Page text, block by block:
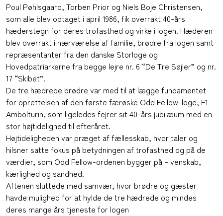
Poul Pøhlsgaard, Torben Prior og Niels Boje Christensen,
som alle blev optaget i april 1986, fik overrakt 40-års
hæderstegn for deres trofasthed og virke i logen. Hæderen
blev overrakt i nærværelse af familie, brødre fra logen samt
repræsentanter fra den danske Storloge og
Hovedpatriarkerne fra begge lejre nr. 6 “De Tre Søjler” og nr.
17 “Skibet”.
De tre hædrede brødre var med til at lægge fundamentet
for oprettelsen af den første færøske Odd Fellow-loge, F1
Ambolturin, som ligeledes fejrer sit 40-års jubilæum med en
stor højtidelighed til efteråret.
Højtideligheden var præget af fællesskab, hvor taler og
hilsner satte fokus på betydningen af trofasthed og på de
værdier, som Odd Fellow-ordenen bygger på – venskab,
kærlighed og sandhed.
Aftenen sluttede med samvær, hvor brødre og gæster
havde mulighed for at hylde de tre hædrede og mindes
deres mange års tjeneste for logen